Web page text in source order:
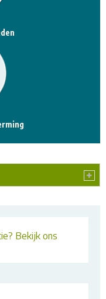
Bekijk ons